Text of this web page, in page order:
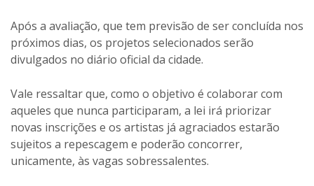
Após a avaliação, que tem previsão de ser concluída nos
próximos dias, os projetos selecionados serão
divulgados no diário oficial da cidade.
Vale ressaltar que, como o objetivo é colaborar com
aqueles que nunca participaram, a lei irá priorizar
novas inscrições e os artistas já agraciados estarão
sujeitos a repescagem e poderão concorrer,
unicamente, às vagas sobressalentes.